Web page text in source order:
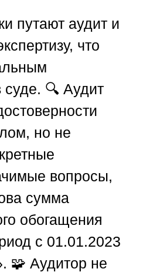
путают аудит и
что
🔍 Аудит
но не
вопросы,
сумма
обогащения
с 01.01.2023
🧩 Аудитор не